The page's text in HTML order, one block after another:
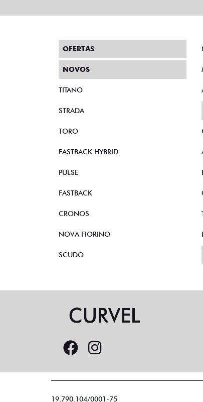
OFERTAS
NOVOS
TITANO
STRADA
TORO
FASTBACK HYBRID
PULSE
FASTBACK
CRONOS
NOVA FIORINO
SCUDO
19.790.104/0001-75